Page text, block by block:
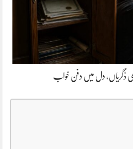
ڈگریاں، دل میں دفن خواب